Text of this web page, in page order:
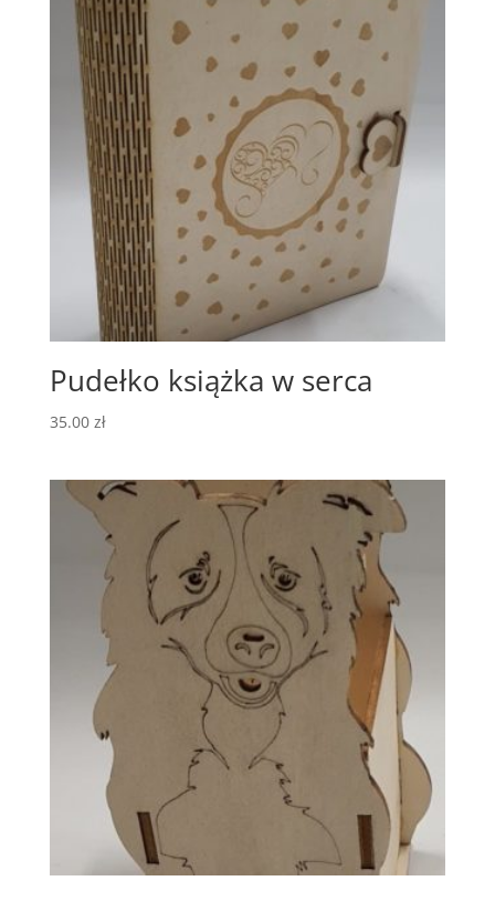
Pudełko książka w serca
35.00 zł